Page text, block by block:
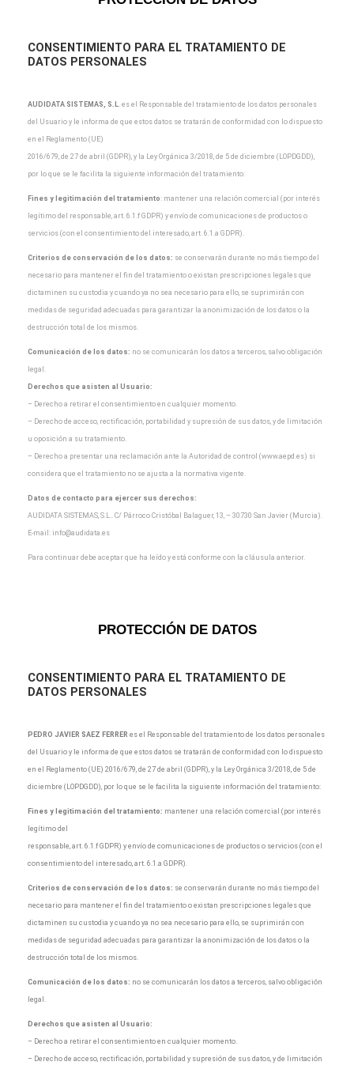
CONSENTIMIENTO PARA EL TRATAMIENTO DE
DATOS PERSONALES
AUDIDATA SISTEMAS, S.L es el Responsable del tratamiento de los datos personales
del Usuario y le informa de que estos datos se tratarán de conformidad con lo dispuesto
en el Reglamento (UE)
2016/679, de 27 de abril (GDPR), y la Ley Orgánica 3/2018, de 5 de diciembre (LOPDGDD),
por lo que se le facilita la siguiente información del tratamiento:
Fines y legitimación del tratamiento : mantener una relación comercial (por interés
legítimo del responsable, art. 6.1.f GDPR) y envío de comunicaciones de productos o
servicios (con el consentimiento del interesado, art. 6.1.a GDPR).
Criterios de conservación de los datos: se conservarán durante no más tiempo del
necesario para mantener el fin del tratamiento o existan prescripciones legales que
dictaminen su custodia y cuando ya no sea necesario para ello, se suprimirán con
medidas de seguridad adecuadas para garantizar la anonimización de los datos o la
destrucción total de los mismos.
Comunicación de los datos: no se comunicarán los datos a terceros, salvo obligación
legal.
Derechos que asisten al Usuario:
– Derecho a retirar el consentimiento en cualquier momento.
– Derecho de acceso, rectificación, portabilidad y supresión de sus datos, y de limitación
u oposición a su tratamiento.
– Derecho a presentar una reclamación ante la Autoridad de control (www.aepd.es) si
considera que el tratamiento no se ajusta a la normativa vigente.
Datos de contacto para ejercer sus derechos:
AUDIDATA SISTEMAS, S.L.. C/ Párroco Cristóbal Balaguer, 13, – 30730 San Javier (Murcia).
E-mail: info@audidata.es
Para continuar debe aceptar que ha leído y está conforme con la cláusula anterior.
PROTECCIÓN DE DATOS
CONSENTIMIENTO PARA EL TRATAMIENTO DE
DATOS PERSONALES
PEDRO JAVIER SAEZ FERRER es el Responsable del tratamiento de los datos personales
del Usuario y le informa de que estos datos se tratarán de conformidad con lo dispuesto
en el Reglamento (UE) 2016/679, de 27 de abril (GDPR), y la Ley Orgánica 3/2018, de 5 de
diciembre (LOPDGDD), por lo que se le facilita la siguiente información del tratamiento:
Fines y legitimación del tratamiento: mantener una relación comercial (por interés
legítimo del
responsable, art. 6.1.f GDPR) y envío de comunicaciones de productos o servicios (con el
consentimiento del interesado, art. 6.1.a GDPR).
Criterios de conservación de los datos: se conservarán durante no más tiempo del
necesario para mantener el fin del tratamiento o existan prescripciones legales que
dictaminen su custodia y cuando ya no sea necesario para ello, se suprimirán con
medidas de seguridad adecuadas para garantizar la anonimización de los datos o la
destrucción total de los mismos.
Comunicación de los datos: no se comunicarán los datos a terceros, salvo obligación
legal.
Derechos que asisten al Usuario:
– Derecho a retirar el consentimiento en cualquier momento.
– Derecho de acceso, rectificación, portabilidad y supresión de sus datos, y de limitación